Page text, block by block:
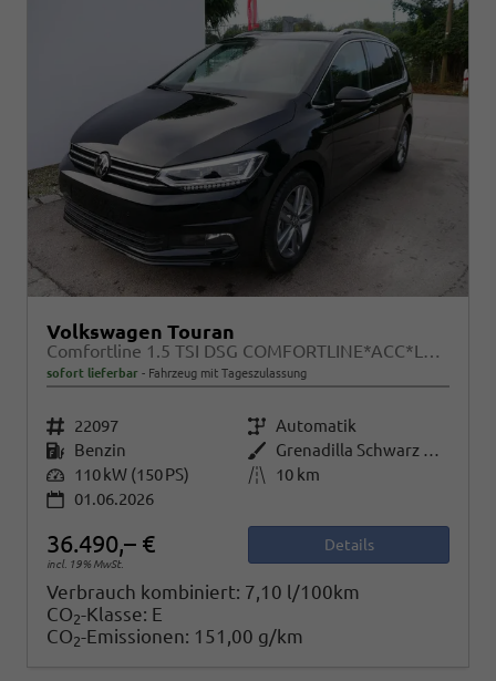
Volkswagen Touran
Comfortline 1.5 TSI DSG COMFORTLINE*ACC*LED*PDC*KAMERA*NAVI*SHZ* 7-SITZER 17-ZOLL
sofort lieferbar Fahrzeug mit Tageszulassung
Fahrzeugnr. 22097 Getriebe Automatik
Kraftstoff Benzin Außenfarbe
Grenadilla Schwarz Metallic
Leistung 110 kW (150 PS) Kilometerstand
10 km
01.06.2026
36.490,– €
incl. 19% MwSt.
Details
Verbrauch kombiniert: 7,10 l/100km
CO2-Klasse: E
CO2-Emissionen: 151,00 g/km